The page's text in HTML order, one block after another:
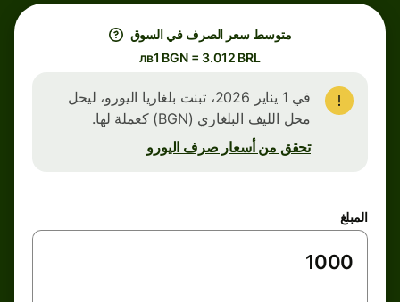
متوسط ​​سعر الصرف في السوق
лв1 BGN = 3.012 BRL
في 1 يناير 2026، تبنت بلغاريا اليورو، ليحل
محل الليف البلغاري (BGN) كعملة لها.
تحقق من أسعار صرف اليورو
المبلغ